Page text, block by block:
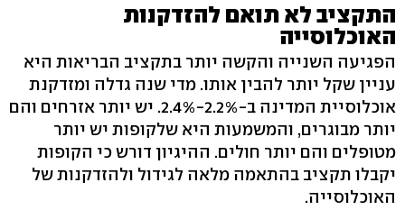
התקציב לא תואם להזדקנות
האוכלוסייה
הפגיעה השנייה והקשה יותר בתקציב הבריאות היא
עניין שקל יותר להבין אותו. מדי שנה גדלה ומזדקנת
אוכלוסיית המדינה ב-2.2%-2.4%. יש יותר אזרחים והם
יותר מבוגרים, והמשמעות היא שלקופות יש יותר
מטופלים והם יותר חולים. ההיגיון דורש כי הקופות
יקבלו תקציב בהתאמה מלאה לגידול ולהזדקנות של
האוכלוסייה.